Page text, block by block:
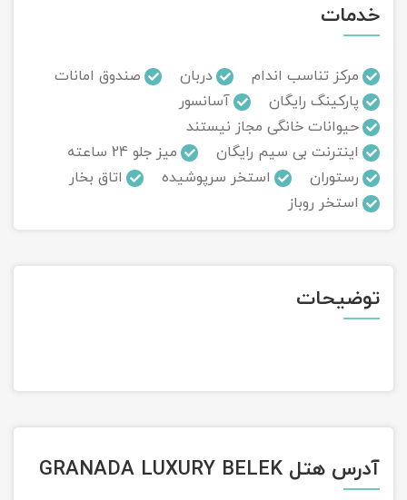
خدمات
مرکز تناسب اندام دربان
صندوق امانات
پارکینگ رایگان
آسانسور
حیوانات خانگی مجاز نیستند
اینترنت بی سیم رایگان
میز جلو 24 ساعته
رستوران
استخر سرپوشیده
اتاق بخار
استخر روباز
توضیحات
آدرس هتل GRANADA LUXURY BELEK
تور مرداب سراوان
تور گلستان
تور سوباتان
تور چابهار
تور مرداب هسل
تور کاشان
تور اصفهان